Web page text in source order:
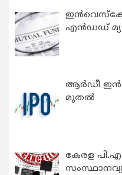
എന്‍ഡഡ്
ആർഡീ
മുതൽ
കേരള